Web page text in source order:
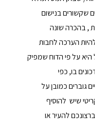
שקשורים בנישום
, בהכרה שונה
הערכה לחבות
על פי הדוח שמפיק
בו, כפי
גוברים כמובן על
שיש להוסיף
להעיר או